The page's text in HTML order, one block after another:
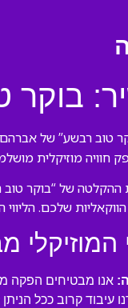
טוב רבשע” של אברהם
חוויה מוזיקלית
ההקלטה של “בוקר
שלכם.
המוזיקלי
אנו מבטיחים הפקה
עיבוד קרוב ככל